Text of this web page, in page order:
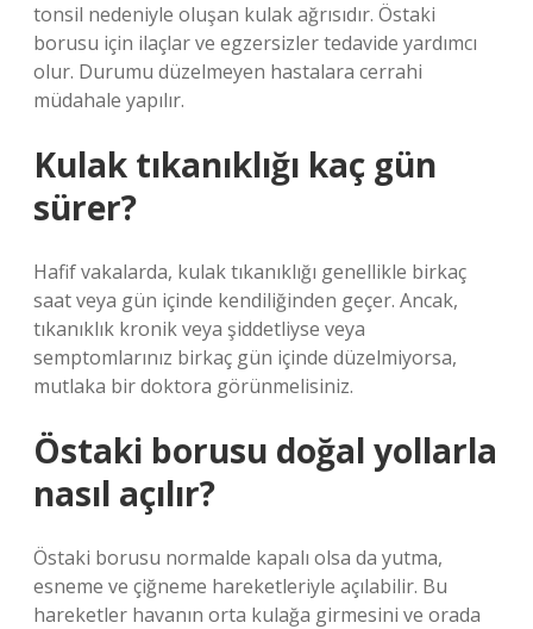
tonsil nedeniyle oluşan kulak ağrısıdır. Östaki
borusu için ilaçlar ve egzersizler tedavide yardımcı
olur. Durumu düzelmeyen hastalara cerrahi
müdahale yapılır.
Kulak tıkanıklığı kaç gün
sürer?
Hafif vakalarda, kulak tıkanıklığı genellikle birkaç
saat veya gün içinde kendiliğinden geçer. Ancak,
tıkanıklık kronik veya şiddetliyse veya
semptomlarınız birkaç gün içinde düzelmiyorsa,
mutlaka bir doktora görünmelisiniz.
Östaki borusu doğal yollarla
nasıl açılır?
Östaki borusu normalde kapalı olsa da yutma,
esneme ve çiğneme hareketleriyle açılabilir. Bu
hareketler havanın orta kulağa girmesini ve orada